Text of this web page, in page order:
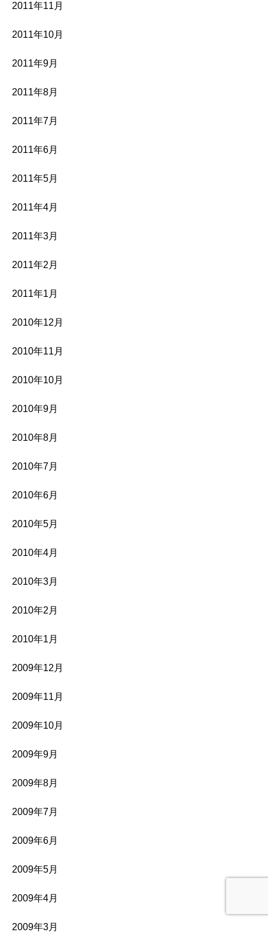
2011年11月
2011年10月
2011年9月
2011年8月
2011年7月
2011年6月
2011年5月
2011年4月
2011年3月
2011年2月
2011年1月
2010年12月
2010年11月
2010年10月
2010年9月
2010年8月
2010年7月
2010年6月
2010年5月
2010年4月
2010年3月
2010年2月
2010年1月
2009年12月
2009年11月
2009年10月
2009年9月
2009年8月
2009年7月
2009年6月
2009年5月
2009年4月
2009年3月